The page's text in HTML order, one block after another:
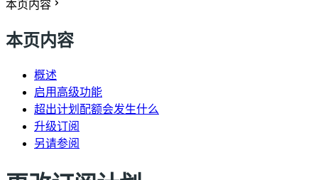
本页内容
本页内容
概述
启用高级功能
超出计划配额会发生什么
升级订阅
另请参阅